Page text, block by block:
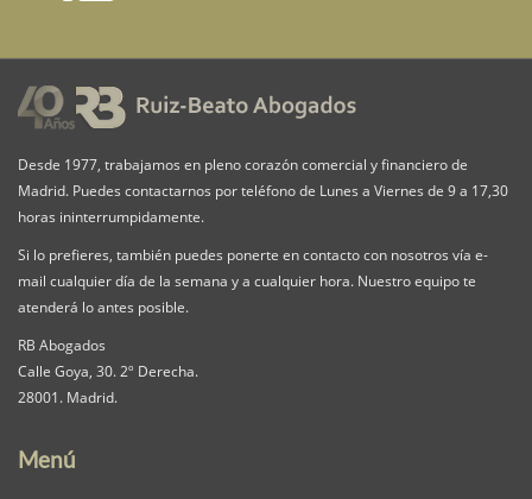
Desde 1977, trabajamos en pleno corazón comercial y financiero de
Madrid. Puedes contactarnos por teléfono de Lunes a Viernes de 9 a 17,30
horas ininterrumpidamente.
Si lo prefieres, también puedes ponerte en contacto con nosotros vía e-
mail cualquier día de la semana y a cualquier hora. Nuestro equipo te
atenderá lo antes posible.
RB Abogados
Calle Goya, 30. 2º Derecha.
28001. Madrid.
Menú